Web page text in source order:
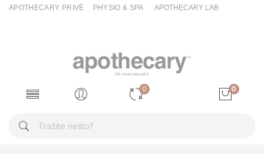
APOTHECARY PRIVÉ PHYSIO & SPA APOTHECARY LAB
0 0